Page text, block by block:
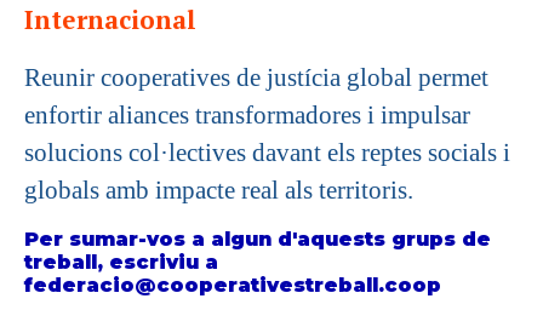
Internacional
Reunir cooperatives de justícia global permet
enfortir aliances transformadores i impulsar
solucions col·lectives davant els reptes socials i
globals amb impacte real als territoris.
Per sumar-vos a algun d'aquests grups de
treball, escriviu a
federacio@cooperativestreball.coop